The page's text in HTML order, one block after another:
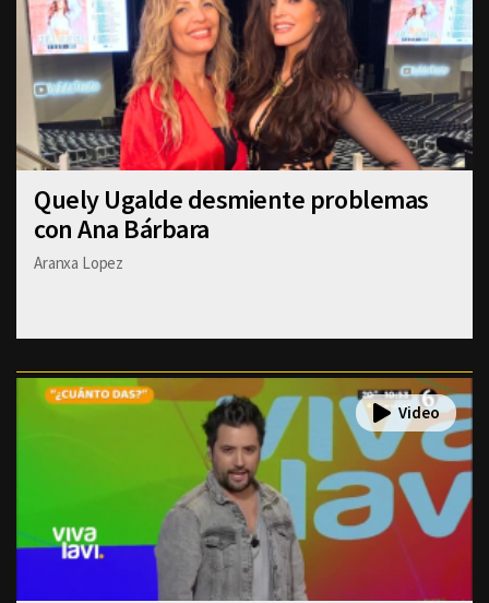
Quely Ugalde desmiente problemas
con Ana Bárbara
Aranxa Lopez